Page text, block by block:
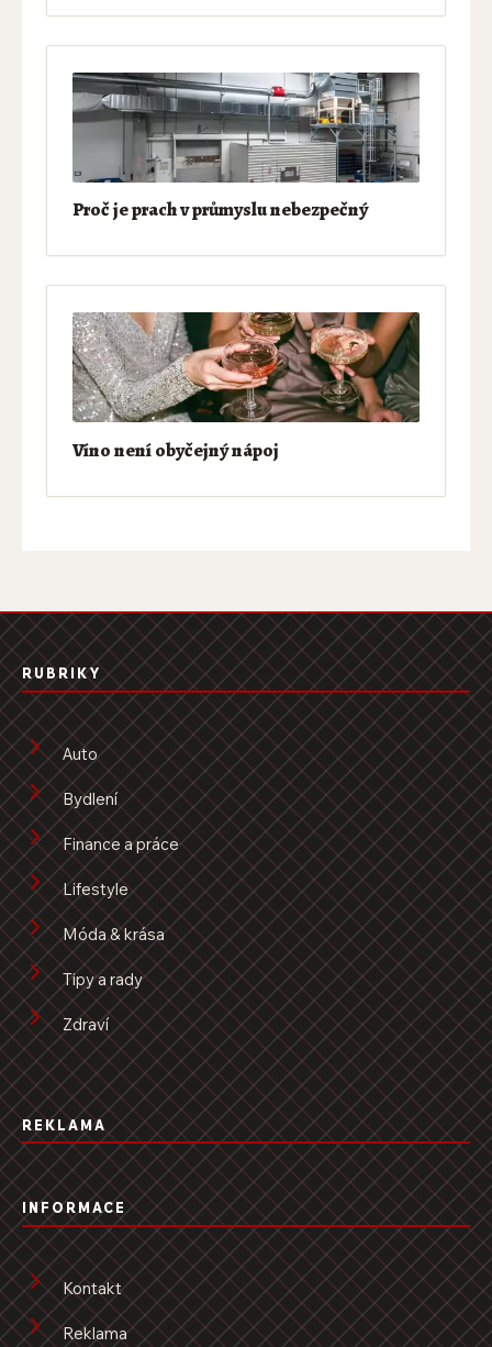
Proč je prach v průmyslu nebezpečný
Víno není obyčejný nápoj
RUBRIKY
Auto
Bydlení
Finance a práce
Lifestyle
Móda & krása
Tipy a rady
Zdraví
REKLAMA
INFORMACE
Kontakt
Reklama